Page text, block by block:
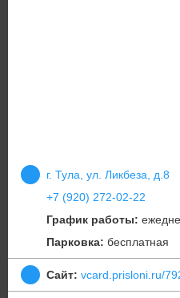
г. Тула, ул. Ликбеза, д.8
+7 (920) 272-02-22
График работы:
Парковка: бесплатная
Сайт: vcard.prisloni.ru/